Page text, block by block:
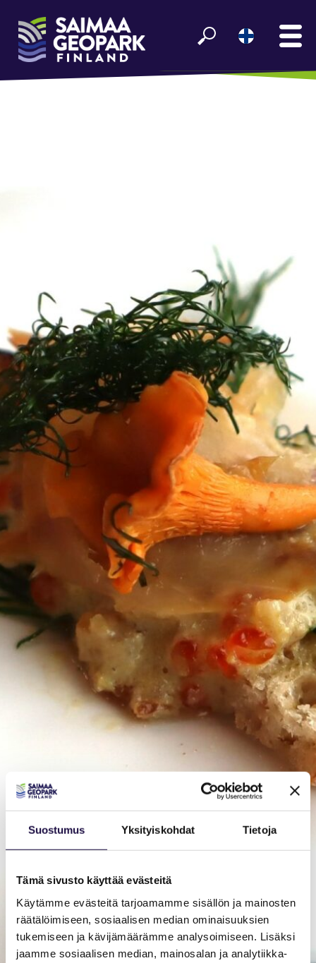
Suostumus Yksityiskohdat Tietoja
Tämä sivusto käyttää evästeitä
Käytämme evästeitä tarjoamamme sisällön ja mainosten
räätälöimiseen, sosiaalisen median ominaisuuksien
tukemiseen ja kävijämäärämme analysoimiseen. Lisäksi
jaamme sosiaalisen median, mainosalan ja analytiikka-
YHTEISTYÖ­KUMPPANEILLE